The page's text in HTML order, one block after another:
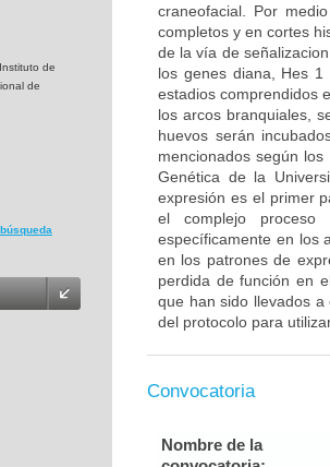
de
de
craneofacial. Por
completos y en cortes
de la vía de
los genes diana, Hes
estadios comprendidos
los arcos branquiales,
huevos serán
mencionados según
Genética de la
expresión es el primer
el complejo proceso
específicamente en los
en los patrones de
perdida de función en
que han sido llevados
del protocolo para
Convocatoria
Nombre de la